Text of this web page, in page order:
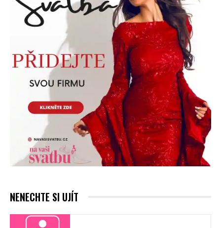
NENECHTE SI UJÍT